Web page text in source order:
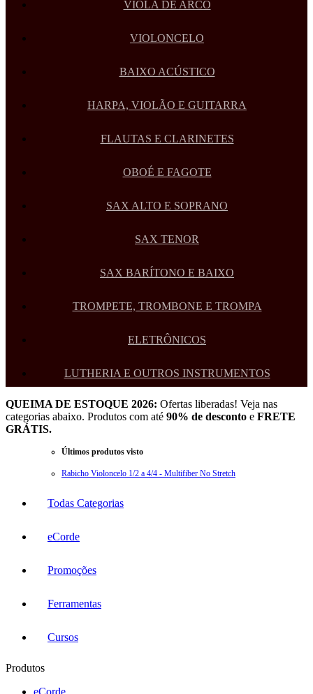
VIOLA DE ARCO
VIOLONCELO
BAIXO ACÚSTICO
HARPA, VIOLÃO E GUITARRA
FLAUTAS E CLARINETES
OBOÉ E FAGOTE
SAX ALTO E SOPRANO
SAX TENOR
SAX BARÍTONO E BAIXO
TROMPETE, TROMBONE E TROMPA
ELETRÔNICOS
LUTHERIA E OUTROS INSTRUMENTOS
QUEIMA DE ESTOQUE 2026: Ofertas liberadas! Veja nas
categorias abaixo. Produtos com até 90% de desconto e FRETE
GRÁTIS.
Últimos produtos visto
Rabicho Violoncelo 1/2 a 4/4 - Multifiber No Stretch
Todas Categorias
eCorde
Promoções
Ferramentas
Cursos
Produtos
eCorde